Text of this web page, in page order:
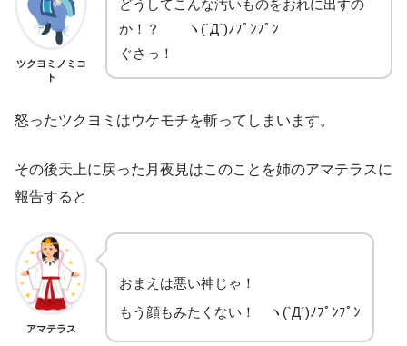
ツクヨミノミコ
ト
どうしてこんな汚いものをおれに出すの
か！？ ヽ(`Д´)ﾉﾌﾟﾝﾌﾟﾝ
ぐさっ！
怒ったツクヨミはウケモチを斬ってしまいます。
その後天上に戻った月夜見はこのことを姉のアマテラスに
報告すると
アマテラス
おまえは悪い神じゃ！
もう顔もみたくない！ ヽ(`Д´)ﾉﾌﾟﾝﾌﾟﾝ